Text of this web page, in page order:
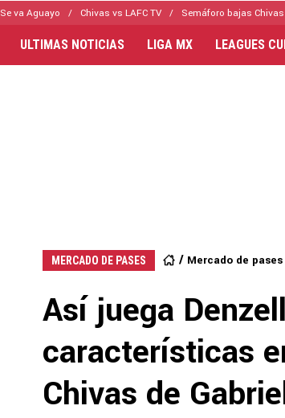
Se va Aguayo Chivas vs LAFC TV Semáforo bajas Chivas
ULTIMAS NOTICIAS LIGA MX LEAGUES
MERCADO DE PASES Mercado de
Así juega
características
Chivas de